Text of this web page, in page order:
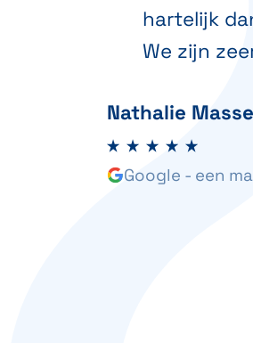
hartelijk
We zijn
Nathalie
Google - een